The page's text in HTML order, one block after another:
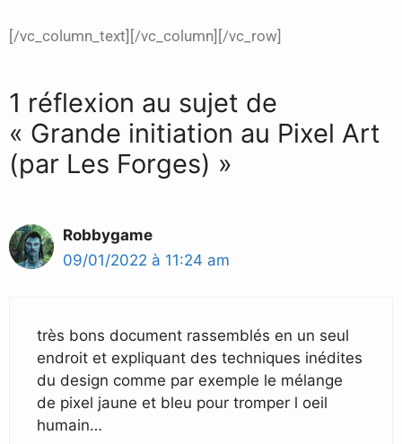
[/vc_column_text][/vc_column][/vc_row]
1 réflexion au sujet de
« Grande initiation au Pixel Art
(par Les Forges) »
Robbygame
09/01/2022 à 11:24 am
très bons document rassemblés en un seul
endroit et expliquant des techniques inédites
du design comme par exemple le mélange
de pixel jaune et bleu pour tromper l oeil
humain…